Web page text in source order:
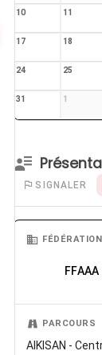
10 11
17 18
24 25
31 1
SIGNALER
FFAAA
PARCOURS
AIKISAN -